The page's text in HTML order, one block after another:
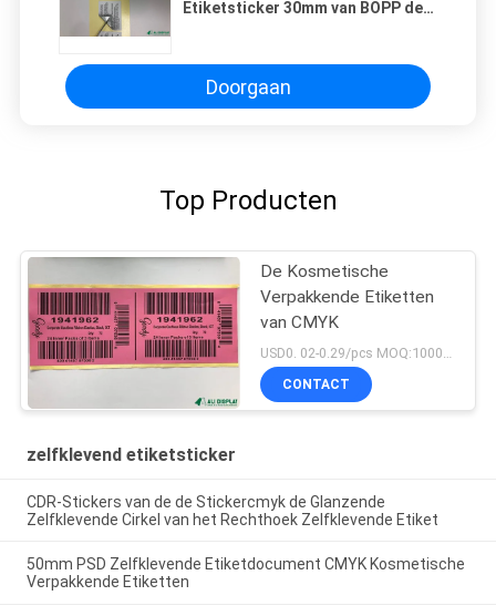
Etiketsticker 30mm van BOPP de
Doorgaan
Top Producten
De Kosmetische
Verpakkende Etiketten
van CMYK
CONTACT
zelfklevend etiketsticker
CDR-Stickers van de de Stickercmyk de Glanzende
Zelfklevende Cirkel van het Rechthoek Zelfklevende Etiket
50mm PSD Zelfklevende Etiketdocument CMYK Kosmetische
Verpakkende Etiketten